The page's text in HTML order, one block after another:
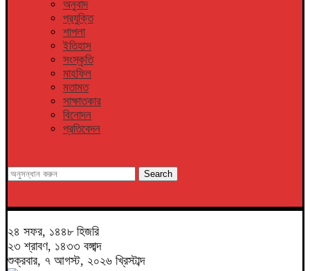
অনুবাদ
প্রযুক্তি
শাপলা
ইতিহাস
সংস্কৃতি
মাহফিল
মতামত
সাক্ষাতকার
বিনোদন
প্রতিবেদন
Search
২৪ সফর, ১৪৪৮ হিজরি
২৩ শ্রাবণ, ১৪৩৩ বঙ্গাব্দ
শুক্রবার, ৭ আগস্ট, ২০২৬ খ্রিস্টাব্দ